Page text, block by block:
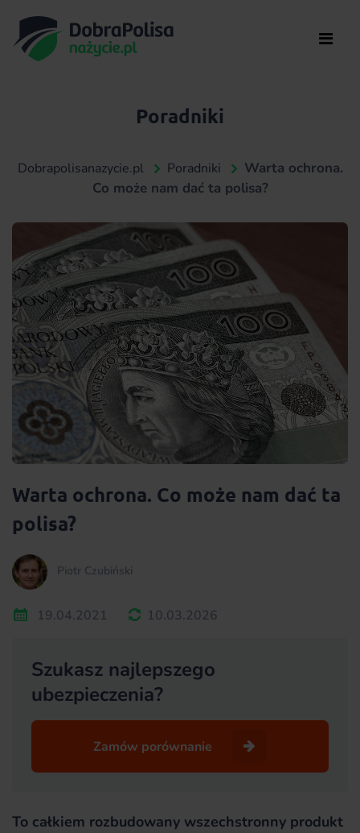
Poradniki
Dobrapolisanazycie.pl Poradniki
Warta ochrona.
Co może nam dać ta polisa?
Warta ochrona. Co może nam dać ta
polisa?
Piotr Czubiński
19.04.2021 10.03.2026
Szukasz najlepszego
ubezpieczenia?
Zamów porównanie
To całkiem rozbudowany wszechstronny produkt